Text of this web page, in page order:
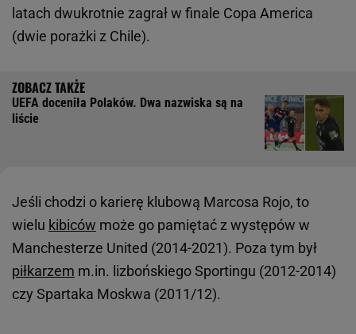
latach dwukrotnie zagrał w finale Copa America
(dwie porażki z Chile).
UEFA doceniła Polaków. Dwa nazwiska są na
liście
Jeśli chodzi o karierę klubową Marcosa Rojo, to
wielu kibiców może go pamiętać z występów w
Manchesterze United (2014-2021). Poza tym był
piłkarzem m.in. lizbońskiego Sportingu (2012-2014)
czy Spartaka Moskwa (2011/12).